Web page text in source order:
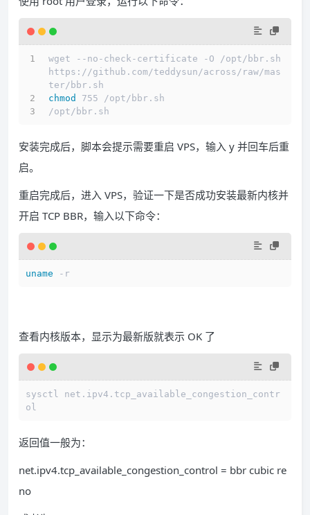
wget --no-check-certificate -O /opt/bbr.sh
https://github.com/teddysun/across/raw/mas
ter/bbr.sh
chmod
755 /opt/bbr.sh
/opt/bbr.sh
安装完成后，脚本会提示需要重启 VPS，输入 y 并回车后重
启。
重启完成后，进入 VPS，验证一下是否成功安装最新内核并
开启 TCP BBR，输入以下命令：
uname -r
查看内核版本，显示为最新版就表示 OK 了
sysctl net.ipv4.tcp_available_congestion_contr
ol
返回值一般为：
net.ipv4.tcp_available_congestion_control = bbr cubic re
no